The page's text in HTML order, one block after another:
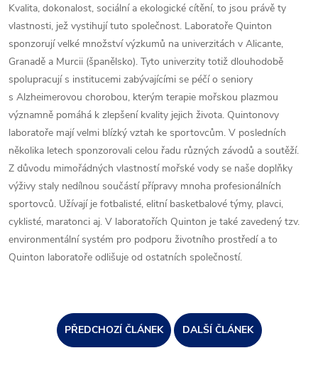
Kvalita, dokonalost, sociální a ekologické cítění, to jsou právě ty
vlastnosti, jež vystihují tuto společnost. Laboratoře Quinton
sponzorují velké množství výzkumů na univerzitách v Alicante,
Granadě a Murcii (španělsko). Tyto univerzity totiž dlouhodobě
spolupracují s institucemi zabývajícími se péčí o seniory
s Alzheimerovou chorobou, kterým terapie mořskou plazmou
významně pomáhá k zlepšení kvality jejich života. Quintonovy
laboratoře mají velmi blízký vztah ke sportovcům. V posledních
několika letech sponzorovali celou řadu různých závodů a soutěží.
Z důvodu mimořádných vlastností mořské vody se naše doplňky
výživy staly nedílnou součástí přípravy mnoha profesionálních
sportovců. Užívají je fotbalisté, elitní basketbalové týmy, plavci,
cyklisté, maratonci aj. V laboratořích Quinton je také zavedený tzv.
environmentální systém pro podporu životního prostředí a to
Quinton laboratoře odlišuje od ostatních společností.
PŘEDCHOZÍ ČLÁNEK DALŠÍ ČLÁNEK